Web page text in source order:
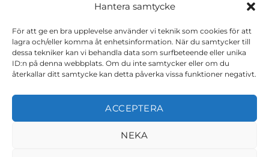
Hantera samtycke
För att ge en bra upplevelse använder vi teknik som cookies för att
lagra och/eller komma åt enhetsinformation. När du samtycker till
dessa tekniker kan vi behandla data som surfbeteende eller unika
ID:n på denna webbplats. Om du inte samtycker eller om du
återkallar ditt samtycke kan detta påverka vissa funktioner negativt.
ACCEPTERA
NEKA